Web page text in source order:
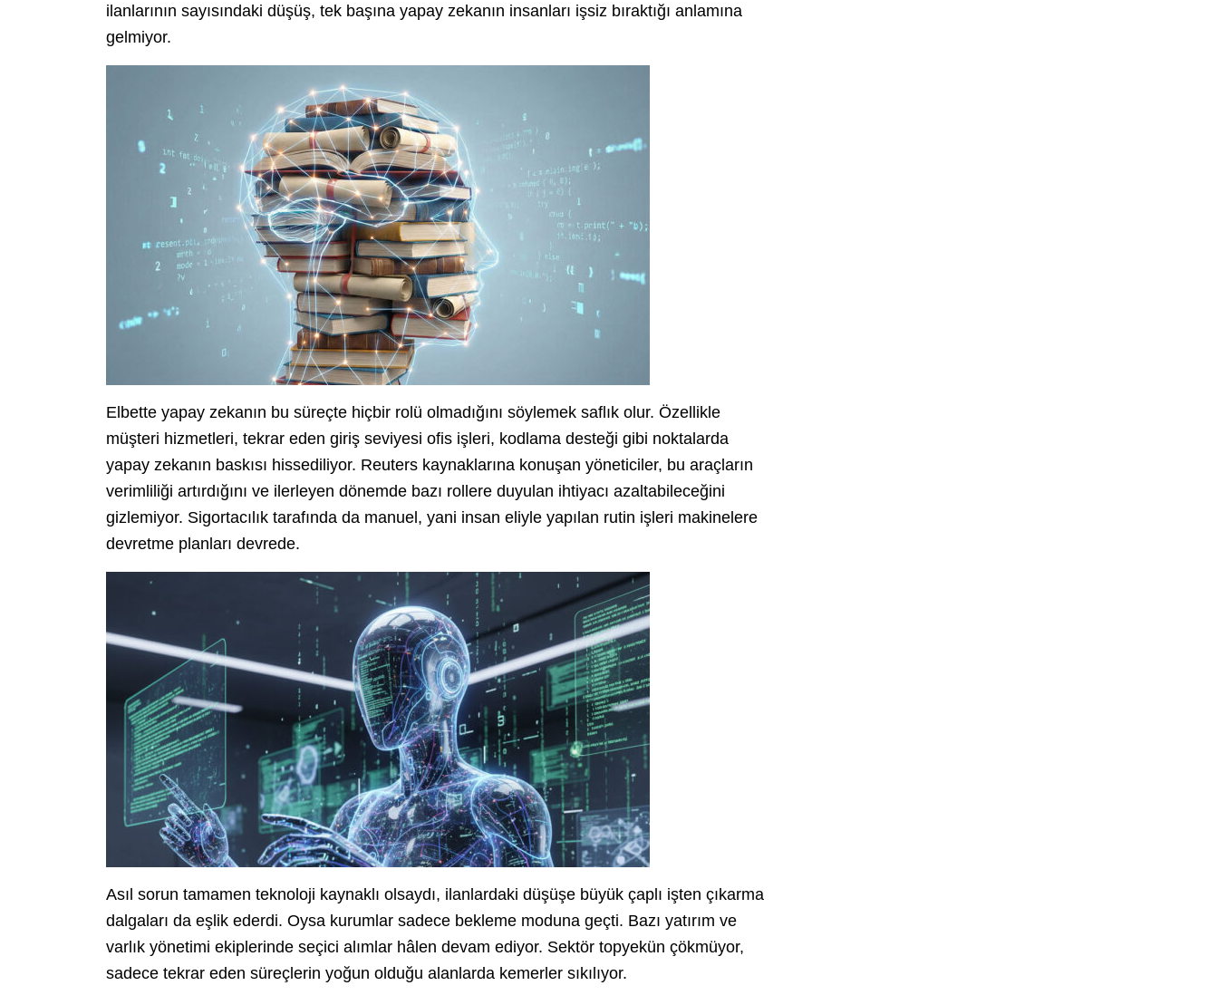
ilanlarının sayısındaki düşüş, tek başına yapay zekanın insanları işsiz bıraktığı anlamına
gelmiyor.
Elbette yapay zekanın bu süreçte hiçbir rolü olmadığını söylemek saflık olur. Özellikle
müşteri hizmetleri, tekrar eden giriş seviyesi ofis işleri, kodlama desteği gibi noktalarda
yapay zekanın baskısı hissediliyor. Reuters kaynaklarına konuşan yöneticiler, bu araçların
verimliliği artırdığını ve ilerleyen dönemde bazı rollere duyulan ihtiyacı azaltabileceğini
gizlemiyor. Sigortacılık tarafında da manuel, yani insan eliyle yapılan rutin işleri makinelere
devretme planları devrede.
Asıl sorun tamamen teknoloji kaynaklı olsaydı, ilanlardaki düşüşe büyük çaplı işten çıkarma
dalgaları da eşlik ederdi. Oysa kurumlar sadece bekleme moduna geçti. Bazı yatırım ve
varlık yönetimi ekiplerinde seçici alımlar hâlen devam ediyor. Sektör topyekün çökmüyor,
sadece tekrar eden süreçlerin yoğun olduğu alanlarda kemerler sıkılıyor.